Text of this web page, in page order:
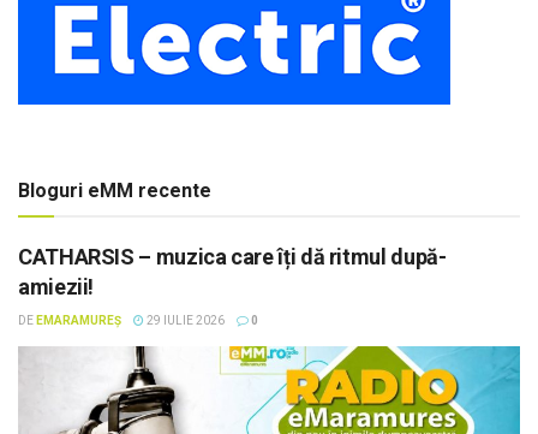
Bloguri eMM recente
CATHARSIS – muzica care îți dă ritmul după-
amiezii!
DE EMARAMUREȘ 29 IULIE 2026 0